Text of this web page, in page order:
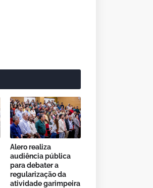
Alero realiza
audiência pública
para debater a
regularização da
atividade garimpeira